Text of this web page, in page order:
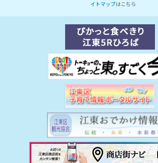
イトマップはこちら